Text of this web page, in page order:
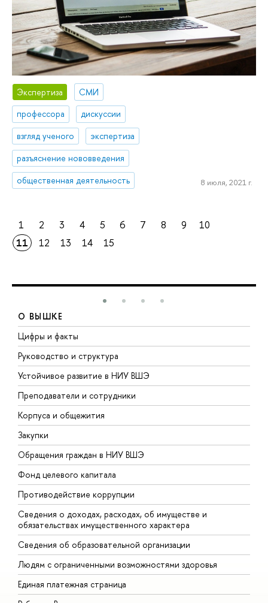
Экспертиза
СМИ
профессора
дискуссии
взгляд ученого
экспертиза
разъяснение нововведения
общественная деятельность
8 июля, 2021 г.
1 2 3 4 5 6 7 8 9
10
11
12 13 14 15
О ВЫШКЕ
Цифры и факты
Руководство и структура
Устойчивое развитие в НИУ ВШЭ
Преподаватели и сотрудники
Корпуса и общежития
Закупки
Обращения граждан в НИУ ВШЭ
Фонд целевого капитала
Противодействие коррупции
Сведения о доходах, расходах, об имуществе и
обязательствах имущественного характера
Сведения об образовательной организации
Людям с ограниченными возможностями здоровья
Единая платежная страница